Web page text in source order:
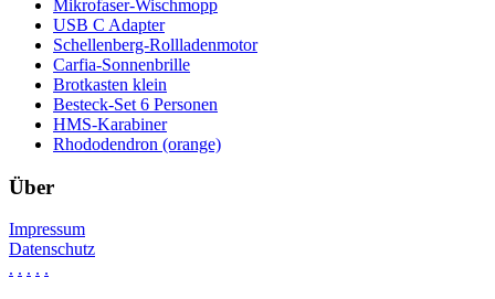
Mikrofaser-Wischmopp
USB C Adapter
Schellenberg-Rollladenmotor
Carfia-Sonnenbrille
Brotkasten klein
Besteck-Set 6 Personen
HMS-Karabiner
Rhododendron (orange)
Über
Impressum
Datenschutz
. . . . .